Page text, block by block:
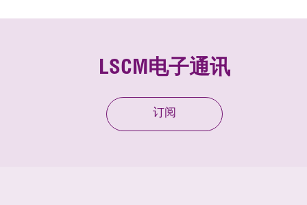
LSCM电子通讯
订阅